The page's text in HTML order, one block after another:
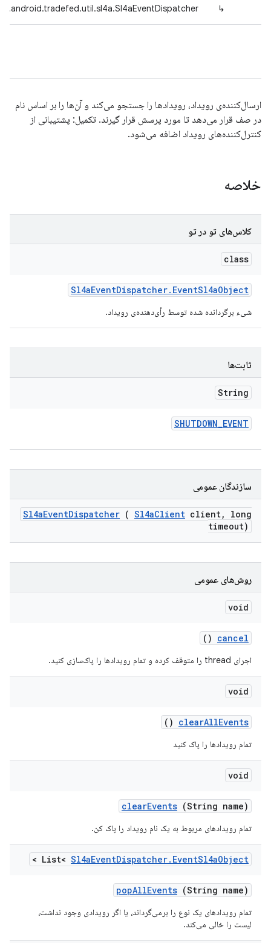
↳
ارسال‌کننده‌ی رویداد، رویدادها را جستجو می‌کند و آن‌ها را بر اساس نام
در صف قرار می‌دهد تا مورد پرسش قرار گیرند. تکمیل: پشتیبانی از
کنترل‌کننده‌های رویداد اضافه می‌شود.
خلاصه
کلاس‌های تو در تو
class
Sl4aEventDispatcher. EventSl4aObject
شیء برگردانده شده توسط رأی‌دهنده‌ی رویداد.
ثابت‌ها
String
SHUTDOWN_EVENT
سازندگان عمومی
Sl4aEventDispatcher ( Sl4aClient client,
long
timeout)
روش‌های عمومی
void
cancel
()
اجرای thread را متوقف کرده و تمام رویدادها را پاک‌سازی کنید.
void
clearAllEvents
()
تمام رویدادها را پاک کنید
void
clearEvents (String name)
تمام رویدادهای مربوط به یک نام رویداد را پاک کن.
List< Sl4aEventDispatcher. EventSl4aObject
>
popAllEvents (String name)
تمام رویدادهای یک نوع را برمی‌گرداند، یا اگر رویدادی وجود نداشت،
لیست را خالی می‌کند.